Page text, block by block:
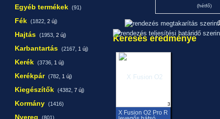
Egyéb termékek (91)
Fék (1822, 2 új)
Hajtás (1953, 2 új)
Karbantartás (2167, 1 új)
Kerék (3736, 1 új)
Kerékpár (782, 1 új)
Kiegészítők (4382, 7 új)
Kormány (1416)
Nyereg (801)
(hétfő)
Keresés eredménye
3
X Fusion O2 Pro R